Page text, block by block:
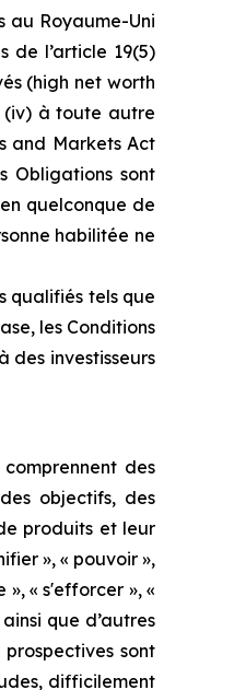
au Royaume-Uni
de l’article 19(5)
(high net worth
(iv) à toute autre
and Markets Act
Obligations sont
quelconque de
habilitée ne
qualifiés tels que
les Conditions
investisseurs
des
objectifs, des
produits et leur
», « pouvoir »,
« s'efforcer », «
que d’autres
sont
difficilement